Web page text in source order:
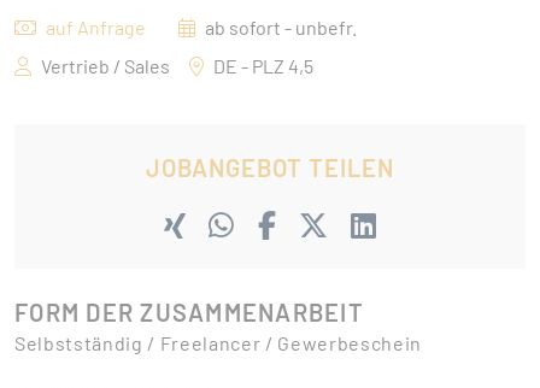
auf Anfrage
ab sofort - unbefr.
Vertrieb / Sales
DE - PLZ 4,5
JOBANGEBOT TEILEN
FORM DER ZUSAMMENARBEIT
Selbstständig / Freelancer / Gewerbeschein